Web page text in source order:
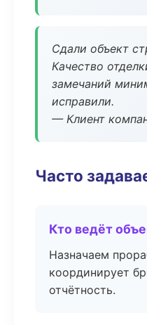
Сдали объект
Качество
замечаний
исправили.
— Клиент
Часто
Кто ведёт
Назначаем
координирует
отчётность.